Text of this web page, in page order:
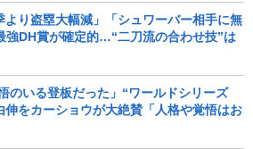
り盗塁大幅減」「シュワーバー相手に無
強DH賞が確定的…“二刀流の合わせ技”は
のいる登板だった」“ワールドシリーズ
伸をカーショウが大絶賛「人格や覚悟はお